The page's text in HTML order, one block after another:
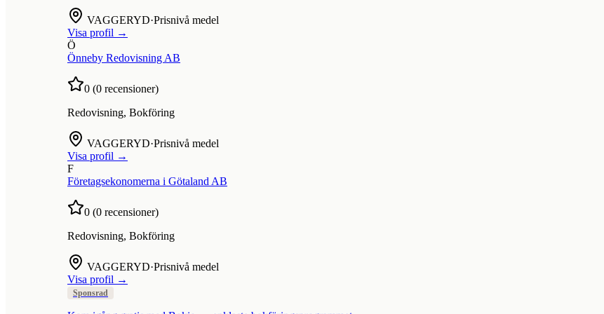
VAGGERYD·Prisnivå medel
Visa profil →
Ö
Önneby Redovisning AB
0 (0 recensioner)
Redovisning, Bokföring
VAGGERYD·Prisnivå medel
Visa profil →
F
Företagsekonomerna i Götaland AB
0 (0 recensioner)
Redovisning, Bokföring
VAGGERYD·Prisnivå medel
Visa profil →
Sponsrad